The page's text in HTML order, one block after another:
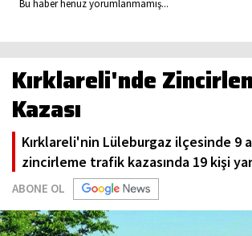
Bu haber henüz yorumlanmamış...
Kırklareli'nde
Kazası
Kırklareli'nin Lüleburgaz ilçesinde 9
zincirleme trafik kazasında 19 kişi
ABONE OL